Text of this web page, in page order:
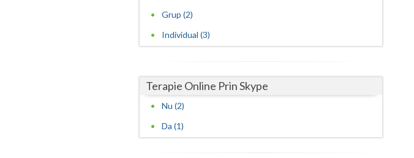
Grup (2)
Individual (3)
Terapie Online Prin Skype
Nu (2)
Da (1)